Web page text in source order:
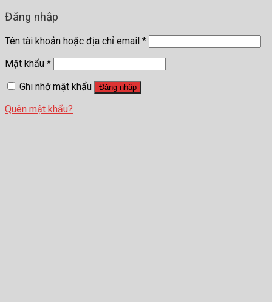
Đăng nhập
Tên tài khoản hoặc địa chỉ email *
Mật khẩu *
Ghi nhớ mật khẩu
Đăng nhập
Quên mật khẩu?